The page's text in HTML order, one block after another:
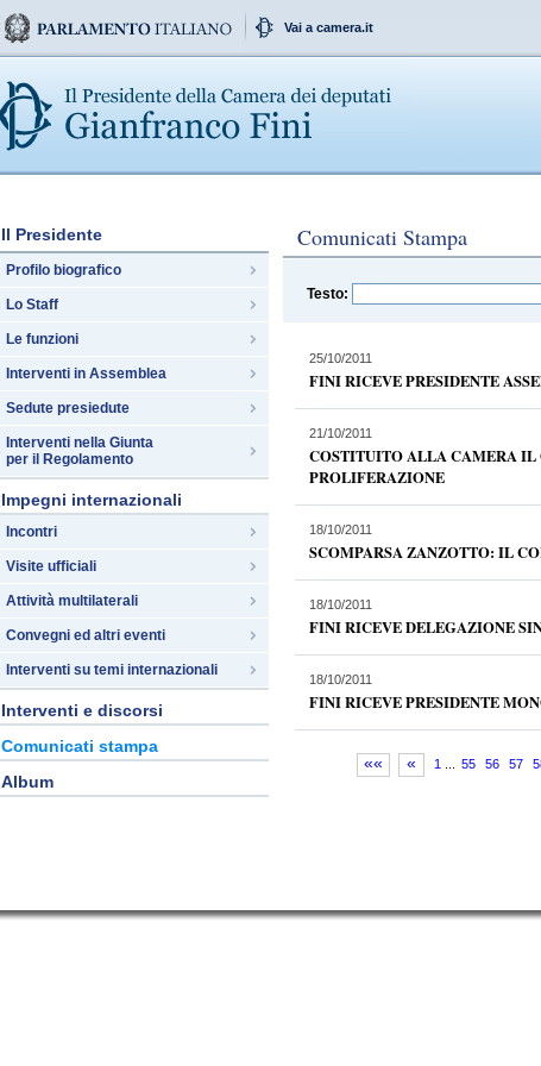
Vai a camera.it
Il Presidente
Profilo biografico
Lo Staff
Le funzioni
Interventi in Assemblea
Sedute presiedute
Interventi nella Giunta
per il Regolamento
Impegni internazionali
Incontri
Visite ufficiali
Attività multilaterali
Convegni ed altri eventi
Interventi su temi internazionali
Interventi e discorsi
Comunicati stampa
Album
Comunicati Stampa
Testo:
25/10/2011
FINI RICEVE PRESIDENTE
21/10/2011
COSTITUITO ALLA CAMERA IL
PROLIFERAZIONE
18/10/2011
SCOMPARSA ZANZOTTO: IL
18/10/2011
FINI RICEVE DELEGAZIONE
18/10/2011
FINI RICEVE PRESIDENTE
«« « 1 55 56 57